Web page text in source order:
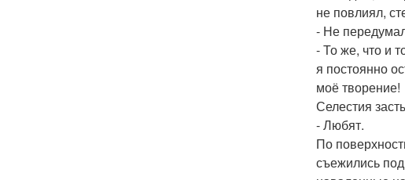
не повлиял,
- Не
- То же, что и
я постоянно
моё творение!
Селестия
- Любят.
По
съежились